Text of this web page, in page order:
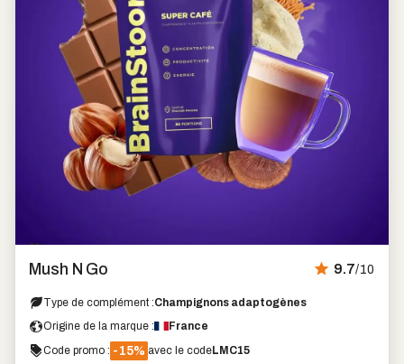
Marque
coup
de
Mush N Go 9.7/10
Type de complément :Champignons adaptogènes
Origine de la marque :
France
Code promo : -15% avec le codeLMC15